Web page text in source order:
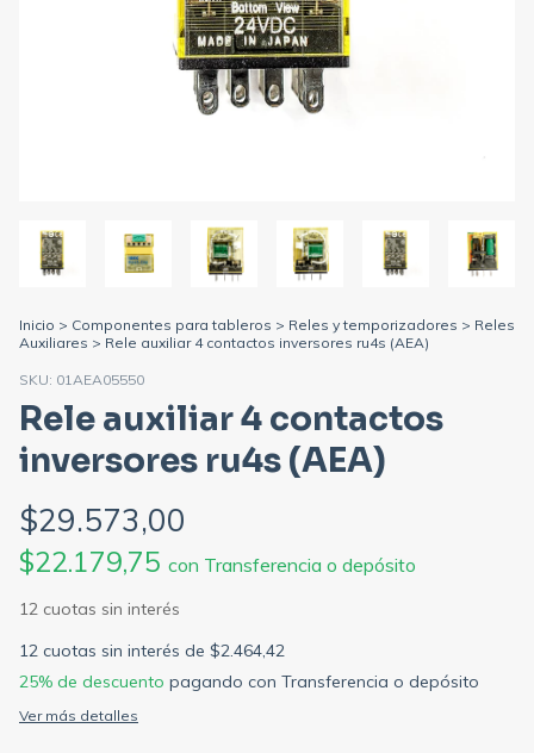
Inicio > Componentes para tableros > Reles y temporizadores > Reles
Auxiliares > Rele auxiliar 4 contactos inversores ru4s (AEA)
SKU: 01AEA05550
Rele auxiliar 4 contactos
inversores ru4s (AEA)
$29.573,00
$22.179,75 con Transferencia o depósito
12 cuotas sin interés de $2.464,42
25% de descuento pagando con Transferencia o depósito
Ver más detalles